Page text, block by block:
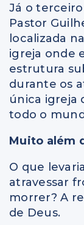
Já o
Pastor
localizada
igreja onde
estrutura
durante os
única igreja
todo o
Muito além
O que
atravessar
morrer? A
de Deus.